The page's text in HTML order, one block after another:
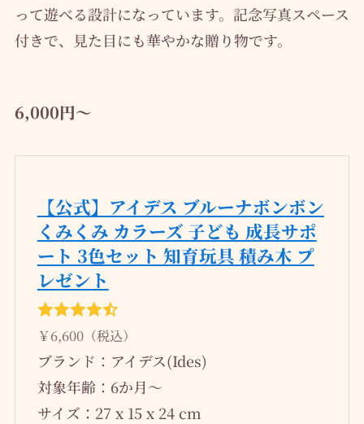
って遊べる設計になっています。記念写真スペース
付きで、見た目にも華やかな贈り物です。
6,000円～
【公式】アイデス ブルーナボンボン
くみくみ カラーズ 子ども 成長サポ
ート 3色セット 知育玩具 積み木 プ
レゼント
￥6,600（税込）
ブランド：アイデス(Ides)
対象年齢：6か月～
サイズ：27 x 15 x 24 cm